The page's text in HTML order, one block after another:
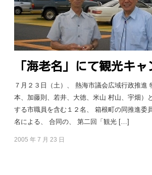
「海老名」にて観光キャ
７月２３日（土）、 熱海市議会広域行政推進
本、加藤則、若井、大徳、米山 村山、宇畑）
する市職員を含む１２名、 箱根町の同推進委
名による、 合同の、 第二回「観光 […]
2005 年 7 月 23 日